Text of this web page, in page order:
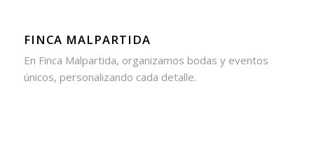
FINCA MALPARTIDA
En Finca Malpartida, organizamos bodas y eventos
únicos, personalizando cada detalle.